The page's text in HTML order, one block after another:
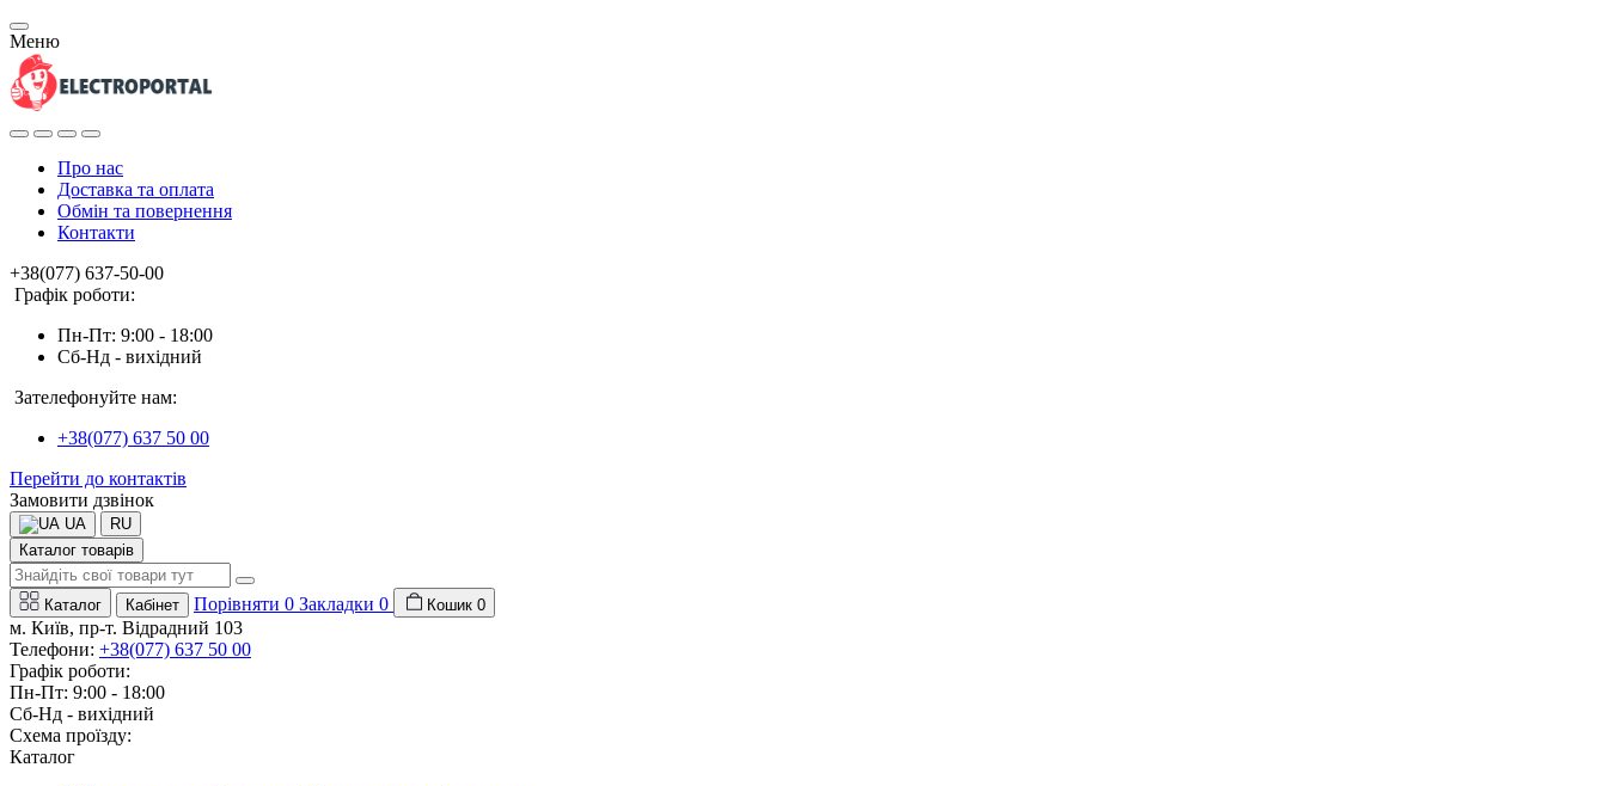
Меню
Про нас
Доставка та оплата
Обмін та повернення
Контакти
+38(077) 637-50-00
Графік роботи:
Пн-Пт: 9:00 - 18:00
Сб-Нд - вихідний
Зателефонуйте нам:
+38(077) 637 50 00
Перейти до контактів
Замовити дзвінок
UA
RU
Каталог товарів
Каталог Кабінет Порівняти 0 Закладки 0 Кошик 0
м. Київ, пр-т. Відрадний 103
Телефони: +38(077) 637 50 00
Графік роботи:
Пн-Пт: 9:00 - 18:00
Сб-Нд - вихідний
Схема проїзду:
Каталог